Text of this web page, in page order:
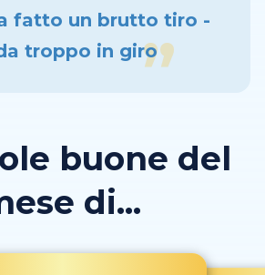
fatto un brutto tiro -
troppo in giro
buone del
di...